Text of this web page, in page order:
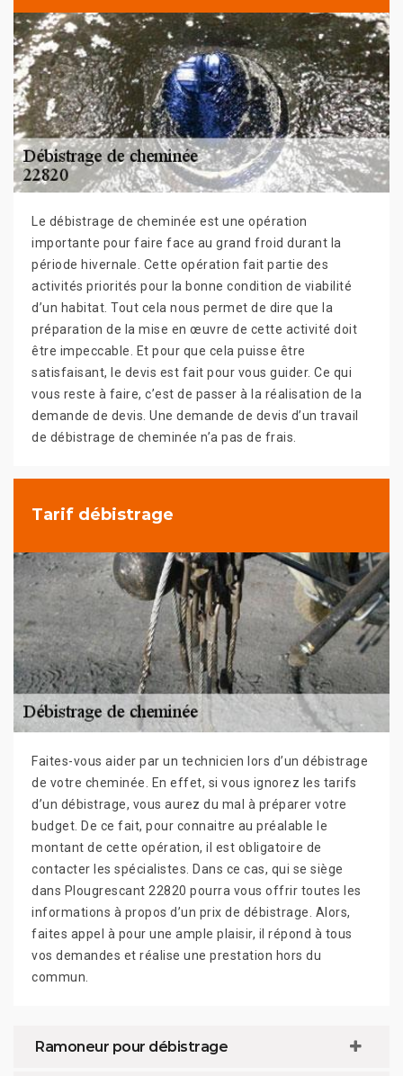
Le débistrage de cheminée est une opération
importante pour faire face au grand froid durant la
période hivernale. Cette opération fait partie des
activités priorités pour la bonne condition de viabilité
d’un habitat. Tout cela nous permet de dire que la
préparation de la mise en œuvre de cette activité doit
être impeccable. Et pour que cela puisse être
satisfaisant, le devis est fait pour vous guider. Ce qui
vous reste à faire, c’est de passer à la réalisation de la
demande de devis. Une demande de devis d’un travail
de débistrage de cheminée n’a pas de frais.
Tarif débistrage
Faites-vous aider par un technicien lors d’un débistrage
de votre cheminée. En effet, si vous ignorez les tarifs
d’un débistrage, vous aurez du mal à préparer votre
budget. De ce fait, pour connaitre au préalable le
montant de cette opération, il est obligatoire de
contacter les spécialistes. Dans ce cas, qui se siège
dans Plougrescant 22820 pourra vous offrir toutes les
informations à propos d’un prix de débistrage. Alors,
faites appel à pour une ample plaisir, il répond à tous
vos demandes et réalise une prestation hors du
commun.
Ramoneur pour débistrage